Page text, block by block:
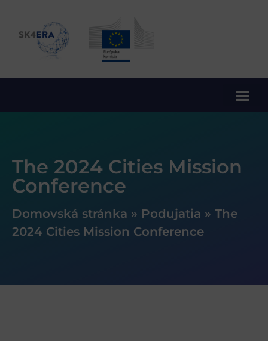
The 2024 Cities Mission
Conference
Domovská stránka » Podujatia » The
2024 Cities Mission Conference